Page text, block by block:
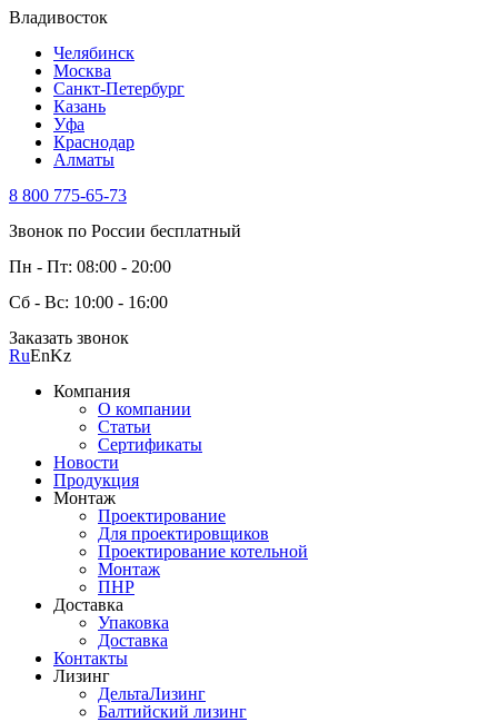
Владивосток
Челябинск
Москва
Санкт-Петербург
Казань
Уфа
Краснодар
Алматы
8 800 775-65-73
Звонок по России бесплатный
Пн - Пт: 08:00 - 20:00
Сб - Вс: 10:00 - 16:00
Заказать звонок
RuEnKz
Компания
О компании
Статьи
Сертификаты
Новости
Продукция
Монтаж
Проектирование
Для проектировщиков
Проектирование котельной
Монтаж
ПНР
Доставка
Упаковка
Доставка
Контакты
Лизинг
ДельтаЛизинг
Балтийский лизинг